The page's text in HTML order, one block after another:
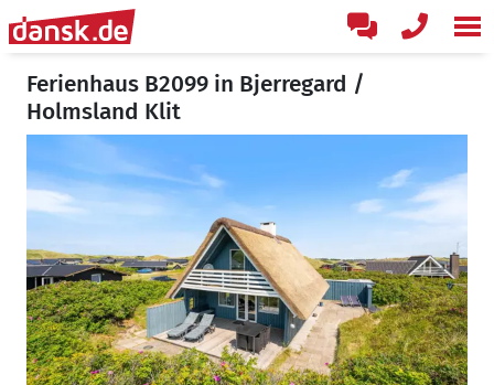
Ferienhaus B2099 in Bjerregard /
Holmsland Klit